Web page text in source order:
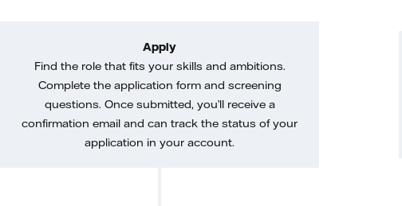
Apply
Find the role that fits your skills and ambitions.
Complete the application form and screening
questions. Once submitted, you’ll receive a
confirmation email and can track the status of your
application in your account.